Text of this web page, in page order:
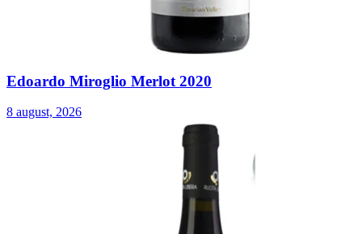
Edoardo Miroglio Merlot 2020
8 august, 2026